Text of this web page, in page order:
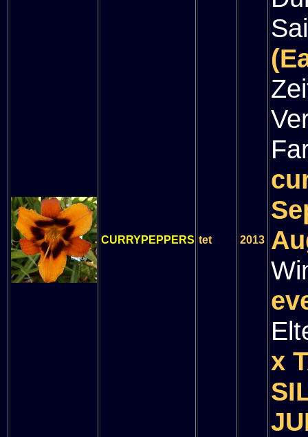
CURRYPEPPERS tet 2013
x